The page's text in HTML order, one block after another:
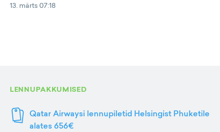
13. märts 07:18
LENNUPAKKUMISED
Qatar Airwaysi lennupiletid Helsingist Phuketile
alates 656€